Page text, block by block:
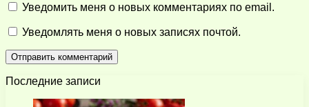
Уведомить меня о новых комментариях по email.
Уведомлять меня о новых записях почтой.
Последние записи